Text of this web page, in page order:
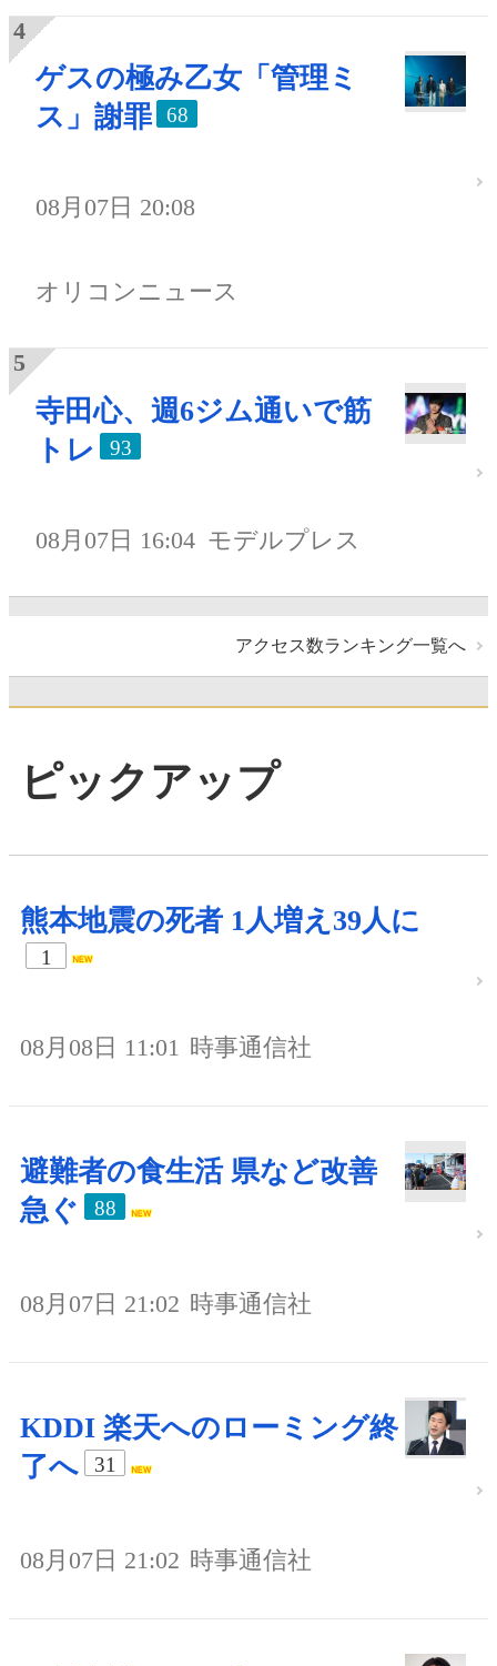
ゲスの極み乙女「管理ミ
ス」謝罪
68
08月07日 20:08
オリコンニュース
寺田心、週6ジム通いで筋
トレ
93
08月07日 16:04 モデルプレス
アクセス数ランキング一覧へ
ピックアップ
熊本地震の死者 1人増え39人に
1
08月08日 11:01 時事通信社
避難者の食生活 県など改善
急ぐ
88
08月07日 21:02 時事通信社
KDDI 楽天へのローミング終
了へ
31
08月07日 21:02 時事通信社